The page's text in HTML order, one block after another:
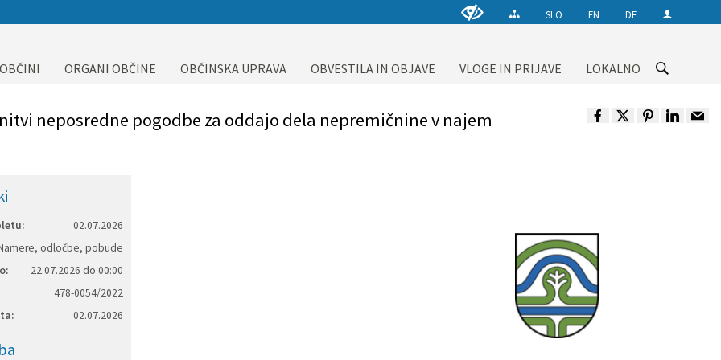
SLO EN DE
ORGANI OBČINE OBČINSKA UPRAVA OBVESTILA IN OBJAVE VLOGE IN PRIJAVE LOKALNO
neposredne pogodbe za oddajo dela nepremičnine v najem
02.07.2026
odločbe, pobude
22.07.2026 do 00:00
478-0054/2022
02.07.2026